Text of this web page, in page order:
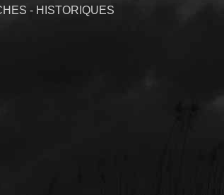
- HISTORIQUES